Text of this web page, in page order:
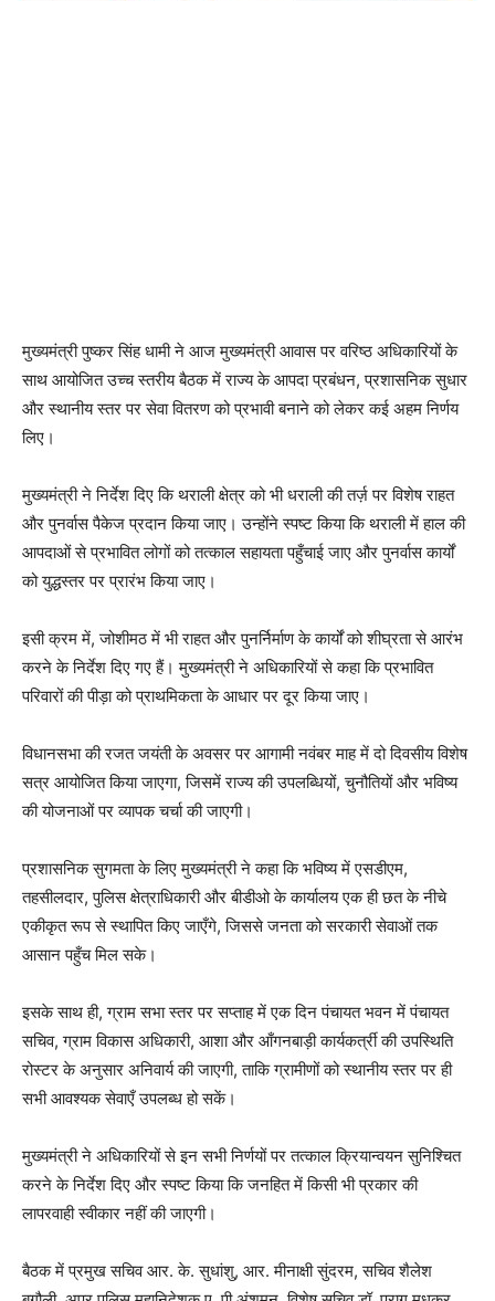
मुख्यमंत्री पुष्कर सिंह धामी ने आज मुख्यमंत्री आवास पर वरिष्ठ अधिकारियों के
साथ आयोजित उच्च स्तरीय बैठक में राज्य के आपदा प्रबंधन, प्रशासनिक सुधार
और स्थानीय स्तर पर सेवा वितरण को प्रभावी बनाने को लेकर कई अहम निर्णय
लिए।
मुख्यमंत्री ने निर्देश दिए कि थराली क्षेत्र को भी धराली की तर्ज़ पर विशेष राहत
और पुनर्वास पैकेज प्रदान किया जाए। उन्होंने स्पष्ट किया कि थराली में हाल की
आपदाओं से प्रभावित लोगों को तत्काल सहायता पहुँचाई जाए और पुनर्वास कार्यों
को युद्धस्तर पर प्रारंभ किया जाए।
इसी क्रम में, जोशीमठ में भी राहत और पुनर्निर्माण के कार्यों को शीघ्रता से आरंभ
करने के निर्देश दिए गए हैं। मुख्यमंत्री ने अधिकारियों से कहा कि प्रभावित
परिवारों की पीड़ा को प्राथमिकता के आधार पर दूर किया जाए।
विधानसभा की रजत जयंती के अवसर पर आगामी नवंबर माह में दो दिवसीय विशेष
सत्र आयोजित किया जाएगा, जिसमें राज्य की उपलब्धियों, चुनौतियों और भविष्य
की योजनाओं पर व्यापक चर्चा की जाएगी।
प्रशासनिक सुगमता के लिए मुख्यमंत्री ने कहा कि भविष्य में एसडीएम,
तहसीलदार, पुलिस क्षेत्राधिकारी और बीडीओ के कार्यालय एक ही छत के नीचे
एकीकृत रूप से स्थापित किए जाएँगे, जिससे जनता को सरकारी सेवाओं तक
आसान पहुँच मिल सके।
इसके साथ ही, ग्राम सभा स्तर पर सप्ताह में एक दिन पंचायत भवन में पंचायत
सचिव, ग्राम विकास अधिकारी, आशा और आँगनबाड़ी कार्यकर्त्री की उपस्थिति
रोस्टर के अनुसार अनिवार्य की जाएगी, ताकि ग्रामीणों को स्थानीय स्तर पर ही
सभी आवश्यक सेवाएँ उपलब्ध हो सकें।
मुख्यमंत्री ने अधिकारियों से इन सभी निर्णयों पर तत्काल क्रियान्वयन सुनिश्चित
करने के निर्देश दिए और स्पष्ट किया कि जनहित में किसी भी प्रकार की
लापरवाही स्वीकार नहीं की जाएगी।
बैठक में प्रमुख सचिव आर. के. सुधांशु, आर. मीनाक्षी सुंदरम, सचिव शैलेश